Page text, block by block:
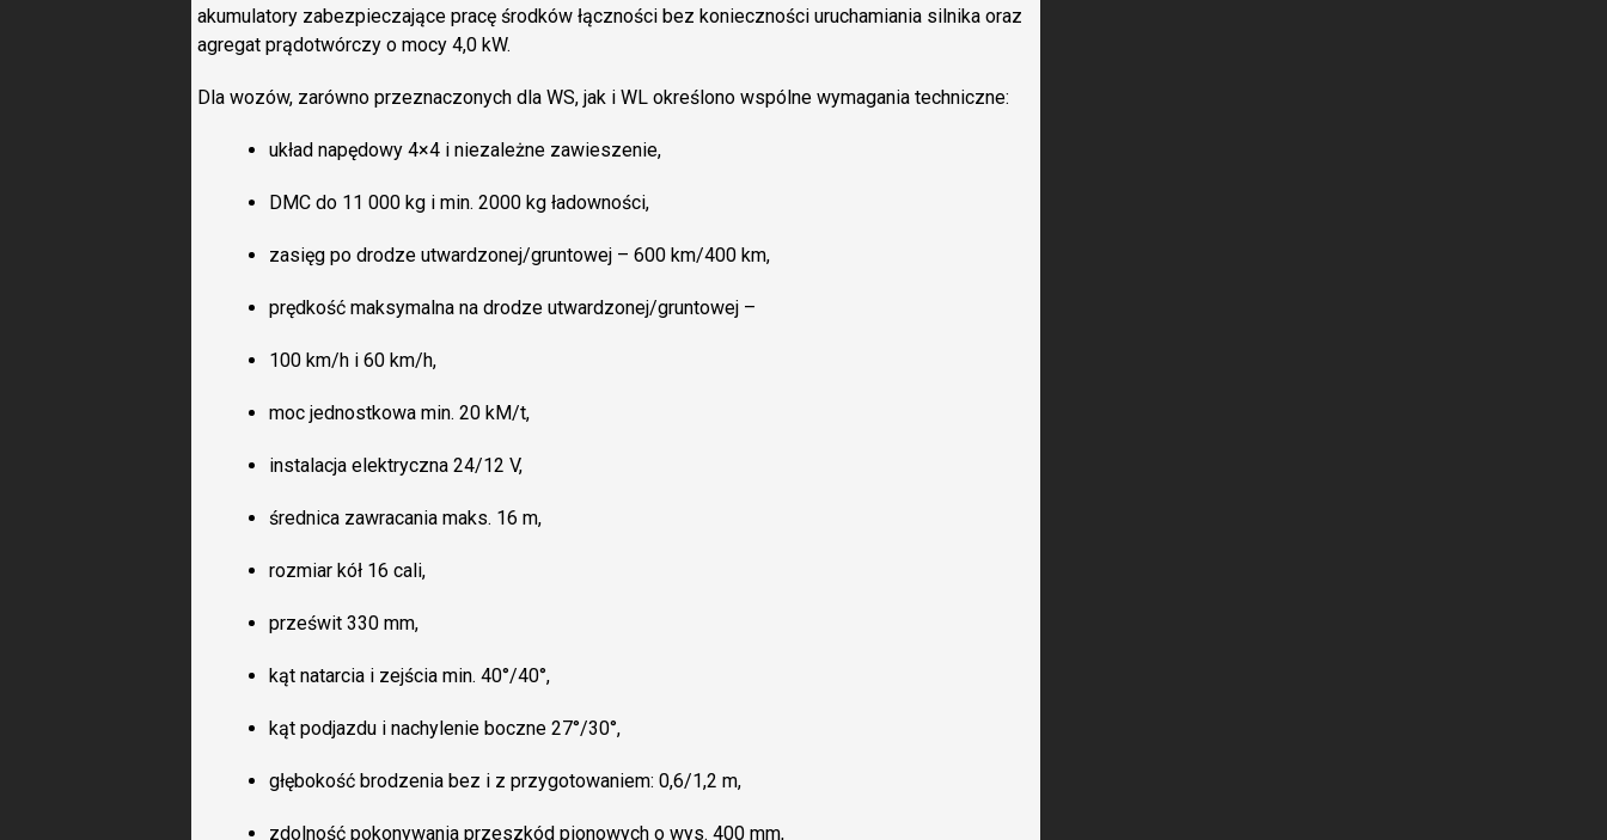
akumulatory zabezpieczające pracę środków łączności bez konieczności uruchamiania silnika oraz
agregat prądotwórczy o mocy 4,0 kW.
Dla wozów, zarówno przeznaczonych dla WS, jak i WL określono wspólne wymagania techniczne:
układ napędowy 4×4 i niezależne zawieszenie,
DMC do 11 000 kg i min. 2000 kg ładowności,
zasięg po drodze utwardzonej/gruntowej – 600 km/400 km,
prędkość maksymalna na drodze utwardzonej/gruntowej –
100 km/h i 60 km/h,
moc jednostkowa min. 20 kM/t,
instalacja elektryczna 24/12 V,
średnica zawracania maks. 16 m,
rozmiar kół 16 cali,
prześwit 330 mm,
kąt natarcia i zejścia min. 40°/40°,
kąt podjazdu i nachylenie boczne 27°/30°,
głębokość brodzenia bez i z przygotowaniem: 0,6/1,2 m,
zdolność pokonywania przeszkód pionowych o wys. 400 mm,